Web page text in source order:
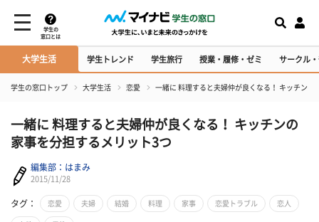
学生の
窓口とは
大学生活 学生トレンド 学生旅行 授業・履修・ゼミ サークル
学生の窓口トップ 大学生活 恋愛 一緒に 料理すると夫婦仲が良くなる！ キッチンの
一緒に 料理すると夫婦仲が良くなる！ キッチンの
家事を分担するメリット3つ
編集部：はまみ
2015/11/28
タグ： 恋愛 夫婦 結婚 料理 家事 恋愛トラブル 恋人